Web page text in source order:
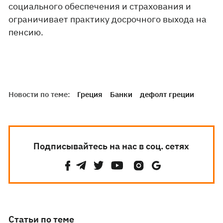
социального обеспечения и страхования и
ограничивает практику досрочного выхода на
пенсию.
Новости по теме: Греция Банки дефолт греции
Подписывайтесь на нас в соц. сетях
Статьи по теме